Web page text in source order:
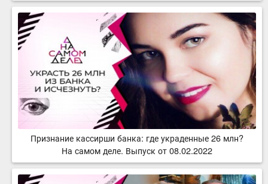
Признание кассирши банка: где украденные 26 млн?
На самом деле. Выпуск от 08.02.2022